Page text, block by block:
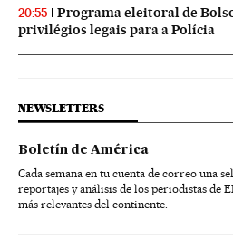
20:55
Programa eleitoral de
privilégios legais para a Polícia
NEWSLETTERS
Boletín de América
Cada semana en tu cuenta de correo una
reportajes y análisis de los periodistas de
más relevantes del continente.